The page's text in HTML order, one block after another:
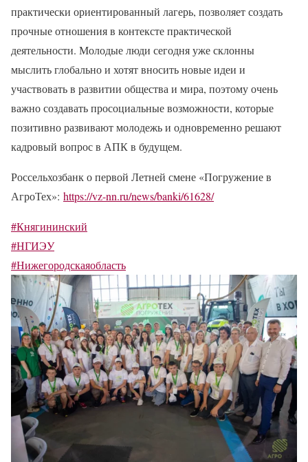
практически ориентированный лагерь, позволяет создать
прочные отношения в контексте практической
деятельности. Молодые люди сегодня уже склонны
мыслить глобально и хотят вносить новые идеи и
участвовать в развитии общества и мира, поэтому очень
важно создавать просоциальные возможности, которые
позитивно развивают молодежь и одновременно решают
кадровый вопрос в АПК в будущем.
Россельхозбанк о первой Летней смене «Погружение в
АгроТех»: https://vz-nn.ru/news/banki/61628/
#Княгининский
#НГИЭУ
#Нижегородскаяобласть